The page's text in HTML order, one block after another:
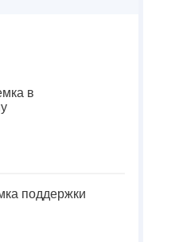
в
поддержки